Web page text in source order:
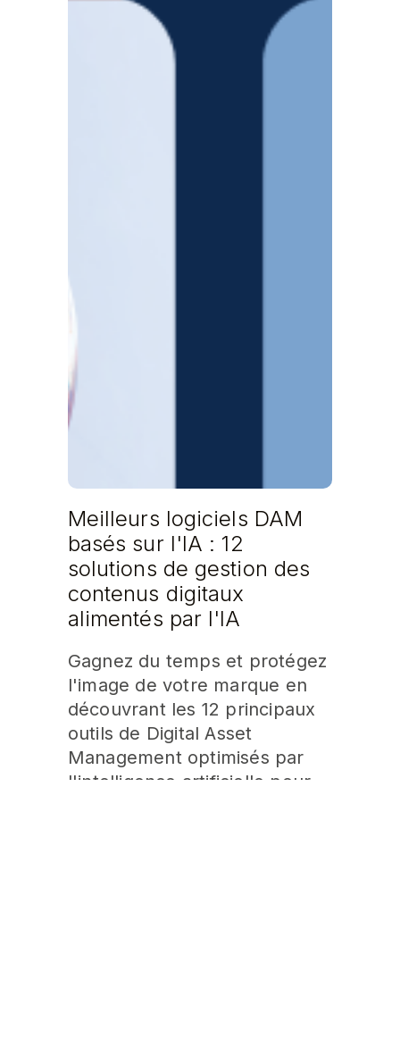
Meilleurs logiciels DAM
basés sur l'IA : 12
solutions de gestion des
contenus digitaux
alimentés par l'IA
Gagnez du temps et protégez
l'image de votre marque en
découvrant les 12 principaux
outils de Digital Asset
Management optimisés par
l'intelligence artificielle pour